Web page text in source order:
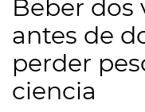
Beber dos
antes de
perder
ciencia